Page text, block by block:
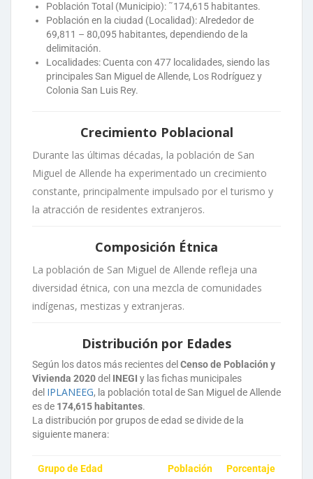
Población Total (Municipio): ˜174,615 habitantes.
Población en la ciudad (Localidad): Alrededor de
69,811 – 80,095 habitantes, dependiendo de la
delimitación.
Localidades: Cuenta con 477 localidades, siendo las
principales San Miguel de Allende, Los Rodríguez y
Colonia San Luis Rey.
Crecimiento Poblacional
Durante las últimas décadas, la población de San
Miguel de Allende ha experimentado un crecimiento
constante, principalmente impulsado por el turismo y
la atracción de residentes extranjeros.
Composición Étnica
La población de San Miguel de Allende refleja una
diversidad étnica, con una mezcla de comunidades
indígenas, mestizas y extranjeras.
Distribución por Edades
Según los datos más recientes del Censo de Población y
Vivienda 2020del INEGI y las fichas municipales
del IPLANEEG, la población total de San Miguel de Allende
es de 174,615 habitantes.
La distribución por grupos de edad se divide de la
siguiente manera:
Grupo de Edad Población Porcentaje